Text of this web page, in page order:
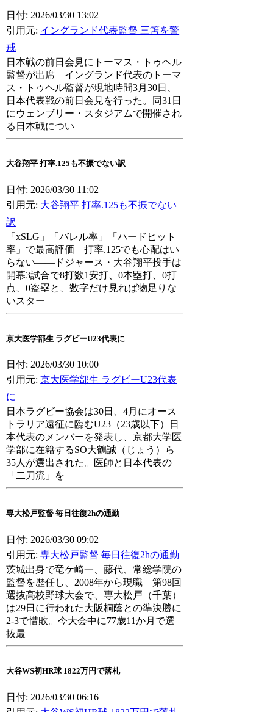
日付: 2026/03/30 13:02
引用元: イングランド代表監督 三笘を警
戒
日本戦の前日会見にトーマス・トゥヘル
監督が出席 イングランド代表のトーマ
ス・トゥヘル監督が現地時間3月30日、
日本代表戦の前日会見を行った。同31日
にウェンブリー・スタジアムで開催され
る日本戦につい
大谷翔平 打率.125も不振でない訳
日付: 2026/03/30 11:02
引用元: 大谷翔平 打率.125も不振でない
訳
「xSLG」「バレル率」「ハードヒット
率」で最高評価 打率.125でも心配はい
らない――ドジャース・大谷翔平投手は
開幕3試合で8打数1安打、0本塁打、0打
点、0盗塁と、数字だけ見れば物足りな
いスター
京大医学部生 ラグビーU23代表に
日付: 2026/03/30 10:00
引用元:京大医学部生 ラグビーU23代表
に
日本ラグビー協会は30日、4月にオース
トラリア遠征に臨むU23（23歳以下）日
本代表のメンバーを発表し、京都大学医
学部に在籍するSO大鶴誠（じょう）ら
35人が選出された。医師と日本代表の
「二刀流」を
専大松戸監督 毎日往復2hの通勤
日付: 2026/03/30 09:02
引用元:専大松戸監督 毎日往復2hの通勤
茨城出身で竜ケ崎一、藤代、常総学院の
監督を歴任し、2008年から現職 第98回
選抜高校野球大会で、専大松戸（千葉）
は29日に行われた大阪桐蔭との準決勝に
2-3で惜敗。今大会中に77歳11か月で選
抜最
大谷WS初HR球 1822万円で落札
日付: 2026/03/30 06:16